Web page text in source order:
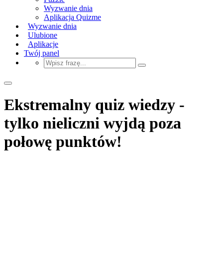
Wyzwanie dnia
Aplikacja Quizme
Wyzwanie dnia
Ulubione
Aplikacje
Twój panel
Ekstremalny quiz wiedzy -
tylko nieliczni wyjdą poza
połowę punktów!